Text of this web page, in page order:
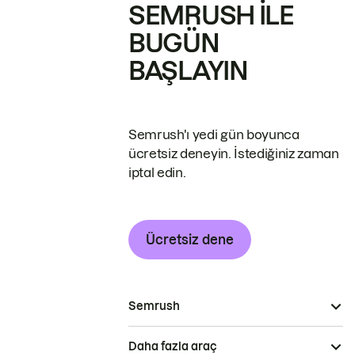
SEMRUSH ILE
BUGÜN
BAŞLAYIN
Semrush'ı yedi gün boyunca
ücretsiz deneyin. İstediğiniz zaman
iptal edin.
Ücretsiz dene
Semrush
Daha fazla araç